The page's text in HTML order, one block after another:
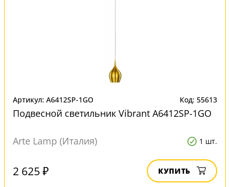
Артикул: A6412SP-1GO Код: 55613
Подвесной светильник Vibrant A6412SP-1GO
Arte Lamp (Италия) 1 шт.
2 625 ₽ КУПИТЬ